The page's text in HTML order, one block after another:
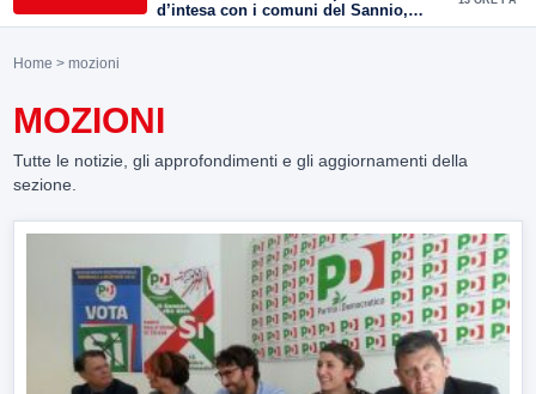
d’intesa con i comuni del Sannio,
firmato il protocollo con Arpaise
Home > mozioni
MOZIONI
Tutte le notizie, gli approfondimenti e gli aggiornamenti della
sezione.